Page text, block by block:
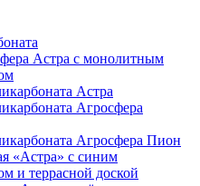
Астра с монолитным
Астра
Агросфера
Агросфера Пион
«Астра» с синим
и террасной доской